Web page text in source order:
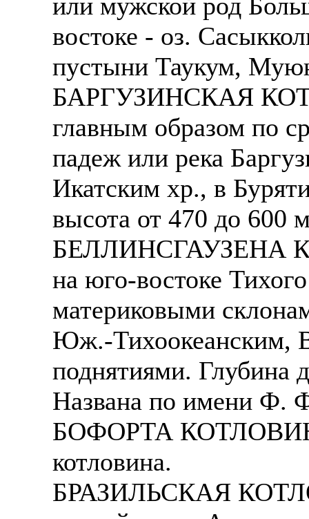
Также смотрите
отправке в другие
А также
рабочий,
стикеровщик.
# работа за границей
# работа за рубежом
# трудоустройство за
# трудоустройство за
В таких банках, как
Промсвязьбанк,
А также в компаниях:
СДЭК, ПЭК и т.д.
В направлениях: без
консультирование,
востоке - оз.
пустыни Таукум,
БАРГУЗИНСКАЯ
главным образом по
падеж или река
Икатским хр., в
высота от 470 до 600
БЕЛЛИНСГАУЗЕНА
на юго-востоке
материковыми
Юж.-Тихоокеанским,
поднятиями. Глубина
Названа по имени Ф.
БОФОРТА КОТЛОВИНА
котловина.
БРАЗИЛЬСКАЯ